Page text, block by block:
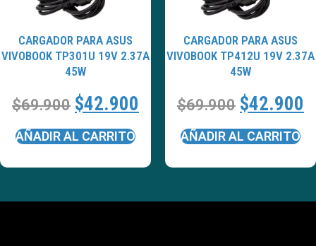
CARGADOR PARA ASUS
VIVOBOOK TP301U 19V 2.37A
45W
$69.900 $42.900
AÑADIR AL CARRITO
CARGADOR PARA ASUS
VIVOBOOK TP412U 19V 2.37A
45W
$69.900 $42.900
AÑADIR AL CARRITO